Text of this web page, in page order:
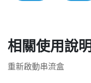
相關使用說明
重新啟動串流盒